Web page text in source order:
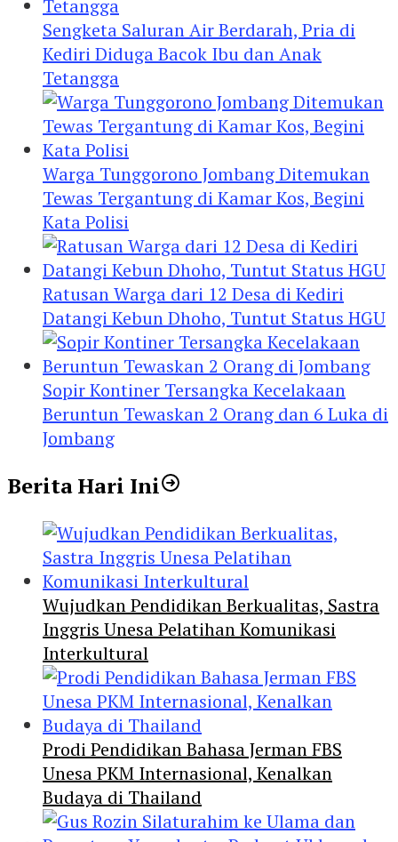
Sengketa Saluran Air Berdarah, Pria di
Kediri Diduga Bacok Ibu dan Anak
Tetangga
Warga Tunggorono Jombang Ditemukan
Tewas Tergantung di Kamar Kos, Begini
Kata Polisi
Ratusan Warga dari 12 Desa di Kediri
Datangi Kebun Dhoho, Tuntut Status HGU
Sopir Kontiner Tersangka Kecelakaan
Beruntun Tewaskan 2 Orang dan 6 Luka di
Jombang
Berita Hari Ini
Wujudkan Pendidikan Berkualitas, Sastra
Inggris Unesa Pelatihan Komunikasi
Interkultural
Prodi Pendidikan Bahasa Jerman FBS
Unesa PKM Internasional, Kenalkan
Budaya di Thailand